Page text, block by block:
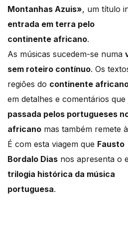
Montanhas Azuis», um título
entrada em terra pelo
continente africano.
As músicas sucedem-se numa
sem roteiro contínuo. Os
regiões do continente
em detalhes e comentários
passada pelos portugueses
africano mas também remete à
É com esta viagem que Fausto
Bordalo Dias nos apresenta o
trilogia histórica da música
portuguesa.